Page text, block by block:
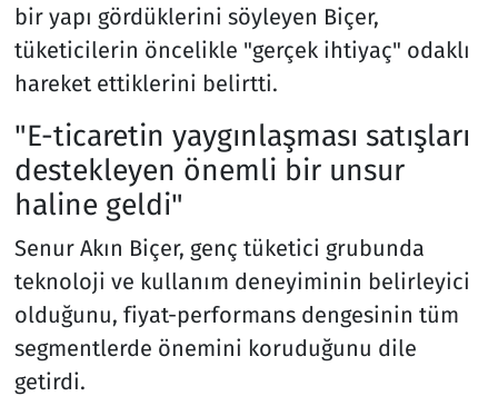
bir yapı gördüklerini söyleyen Biçer,
tüketicilerin öncelikle "gerçek ihtiyaç" odaklı
hareket ettiklerini belirtti.
"E-ticaretin yaygınlaşması satışları
destekleyen önemli bir unsur
haline geldi"
Senur Akın Biçer, genç tüketici grubunda
teknoloji ve kullanım deneyiminin belirleyici
olduğunu, fiyat-performans dengesinin tüm
segmentlerde önemini koruduğunu dile
getirdi.